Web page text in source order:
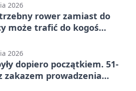
2026
rower zamiast do
może trafić do kogoś
2026
dopiero początkiem. 51-
zakazem prowadzenia